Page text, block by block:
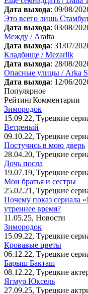
Дата выхода: 09/08/
Это всего лишь
Дата выхода: 03/08/
Между / Arafta
Дата выхода: 31/07/
Кладбище / Mezarlik
Дата выхода: 28/08/
Опасные улицы / Arka
Дата выхода: 12/06/
Популярное
РейтингКомментарии
Зимородок
15.09.22, Турецкие
Ветреный
09.10.22, Турецкие
Постучись в мою дверь
28.04.20, Турецкие
Дочь посла
19.07.19, Турецкие
Мои братья и сестры
25.02.21, Турецкие
Почему показ сериала
утреннее время?
11.05.25, Новости
Зимородок
15.09.22, Турецкие
Кровавые цветы
06.12.22, Турецкие
Барыш Бакташ
08.12.22, Турецкие
Ягмур Юксель
27.09.25, Турецкие